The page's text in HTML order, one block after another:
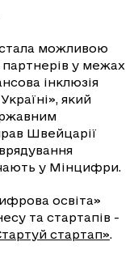
стала можливою
у межах
інклюзія
який
Швейцарії
у Мінцифри.
освіта»
та стартапів -
стартап».